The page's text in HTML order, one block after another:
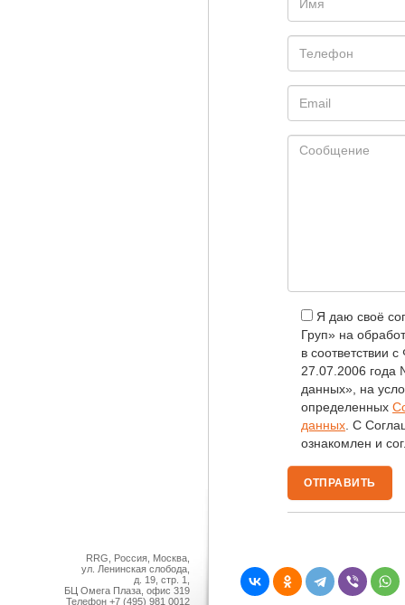
Я даю своё
Груп» на
в соответствии
27.07.2006
данных», на
определенных
данных . С
ознакомлен и
RRG, Россия, Москва,
ул. Ленинская слобода,
д. 19, стр. 1,
БЦ Омега Плаза, офис 319
Телефон +7 (495) 981 0012